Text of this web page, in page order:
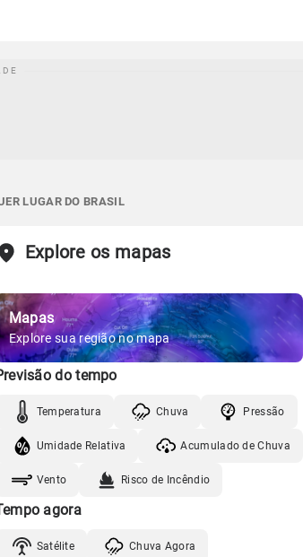
LUGAR DO BRASIL
Explore os mapas
Mapas
Explore sua região no mapa
do tempo
Temperatura Chuva Pressão
Umidade Relativa Acumulado de Chuva
Vento Risco de Incêndio
agora
Satélite Chuva Agora